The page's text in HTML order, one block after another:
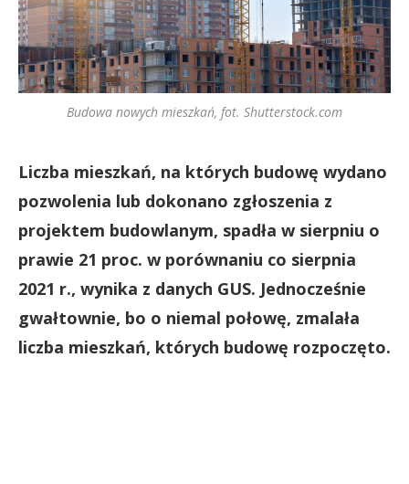
Budowa nowych mieszkań, fot. Shutterstock.com
Liczba mieszkań, na których budowę wydano
pozwolenia lub dokonano zgłoszenia z
projektem budowlanym, spadła w sierpniu o
prawie 21 proc. w porównaniu co sierpnia
2021 r., wynika z danych GUS. Jednocześnie
gwałtownie, bo o niemal połowę, zmalała
liczba mieszkań, których budowę rozpoczęto.